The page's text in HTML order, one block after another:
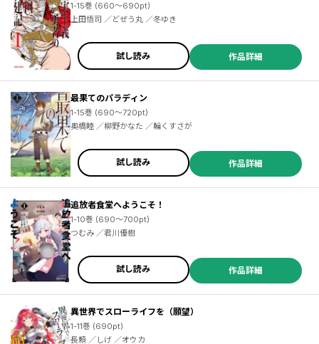
1-15巻 (660～690pt)
上田悟司 ／どぜう丸 ／冬ゆき
試し読み 作品詳細
最果てのパラディン
1-15巻 (690～720pt)
奥橋睦 ／柳野かなた ／輪くすさが
試し読み 作品詳細
追放者食堂へようこそ！
1-10巻 (690～700pt)
つむみ ／君川優樹
試し読み 作品詳細
異世界でスローライフを（願望）
1-11巻 (690pt)
長頼 ／しげ ／オウカ